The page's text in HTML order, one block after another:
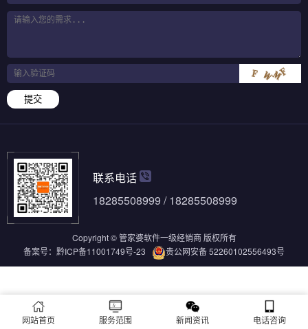
提交
联系电话
18285508999 / 18285508999
Copyright © 管家婆软件一级经销商 版权所有
备案号： 黔ICP备11001749号-23 贵公网安备 52260102556493号
网站首页 服务范围 新闻资讯 电话咨询